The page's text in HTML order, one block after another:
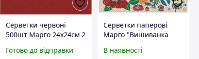
Серветки червоні
500шт Марго 24х24см 2
Готово до відправки
Серветки паперові
Марго "Вишиванка
шари, 18 шт.
В наявності